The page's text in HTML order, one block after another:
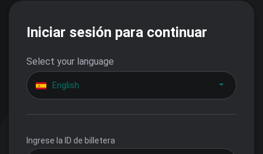
Iniciar sesión para continuar
Select your language
English
Ingrese la ID de billetera